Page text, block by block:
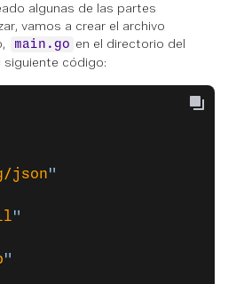
algunas de las partes
vamos a crear el archivo
main.go en el directorio del
siguiente código:
json"
"
"